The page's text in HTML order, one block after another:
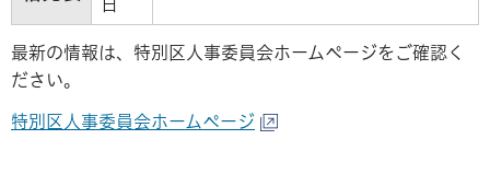
日
最新の情報は、特別区人事委員会ホームページをご確認く
ださい。
特別区人事委員会ホームページ